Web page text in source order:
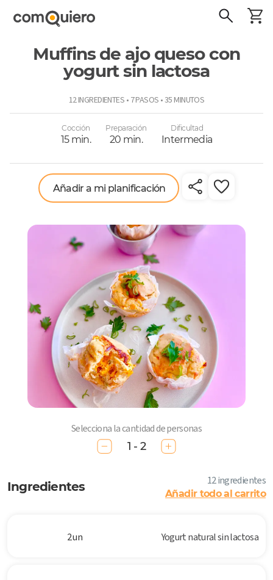
Muffins de ajo queso con
yogurt sin lactosa
12 INGREDIENTES • 7 PASOS • 35 MINUTOS
Cocción
15 min.
Preparación
20 min.
Dificultad
Intermedia
Añadir a mi planificación
Selecciona la cantidad de personas
1 - 2
Ingredientes 12 ingredientes
Añadir todo al carrito
2 un Yogurt natural sin lactosa